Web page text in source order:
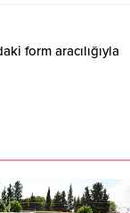
form aracılığıyla